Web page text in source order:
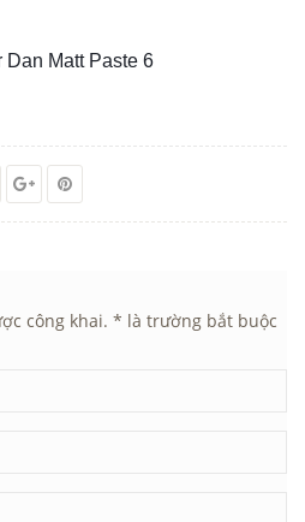
công khai. * là trường bắt buộc